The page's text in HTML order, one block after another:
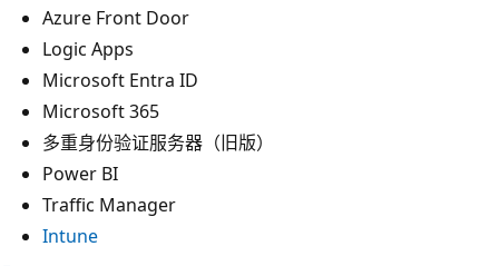
Azure Front Door
Logic Apps
Microsoft Entra ID
Microsoft 365
多重身份验证服务器（旧版）
Power BI
Traffic Manager
Intune